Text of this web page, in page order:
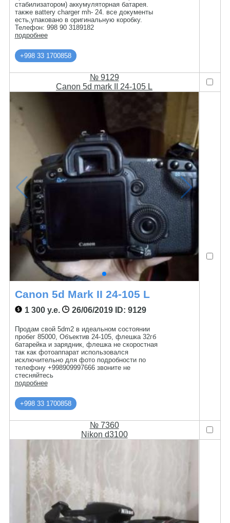
стабилизатором) аккумуляторная батарея.
также вattery сharger mh- 24. все документы
есть,упаковано в оригинальную коробку.
Телефон: 998 90 3189182
подробнее
+998 33 1700858
№ 9129
Canon 5d mark II 24-105 L
Canon 5d Mark II 24-105 L
1 300 у.е. 26/06/2019ID: 9129
Продам свой 5dm2 в идеальном состоянии
пробег 85000, Объектив 24-105, флешка 32гб
батарейка и зарядник, флешка не скоростная
так как фотоаппарат использовался
исключительно для фото подробности по
телефону +998909997666 звоните не
стесняйтесь
подробнее
+998 33 1700858
№ 7360
Nikon d3100